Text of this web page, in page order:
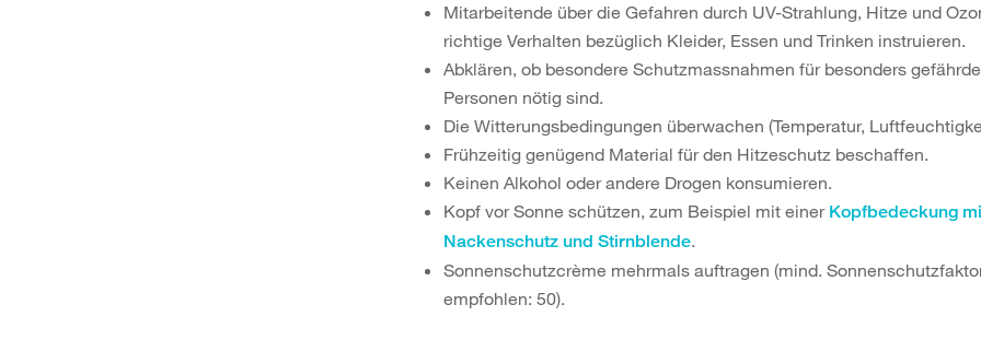
Mitarbeitende über die Gefahren durch UV-Strahlung, Hitze und
richtige Verhalten bezüglich Kleider, Essen und Trinken instruieren.
Abklären, ob besondere Schutzmassnahmen für besonders
Personen nötig sind.
Die Witterungsbedingungen überwachen (Temperatur,
Frühzeitig genügend Material für den Hitzeschutz beschaffen.
Keinen Alkohol oder andere Drogen konsumieren.
Kopf vor Sonne schützen, zum Beispiel mit einer Kopfbedeckung
Nackenschutz und Stirnblende.
Sonnenschutzcrème mehrmals auftragen (mind.
empfohlen: 50).